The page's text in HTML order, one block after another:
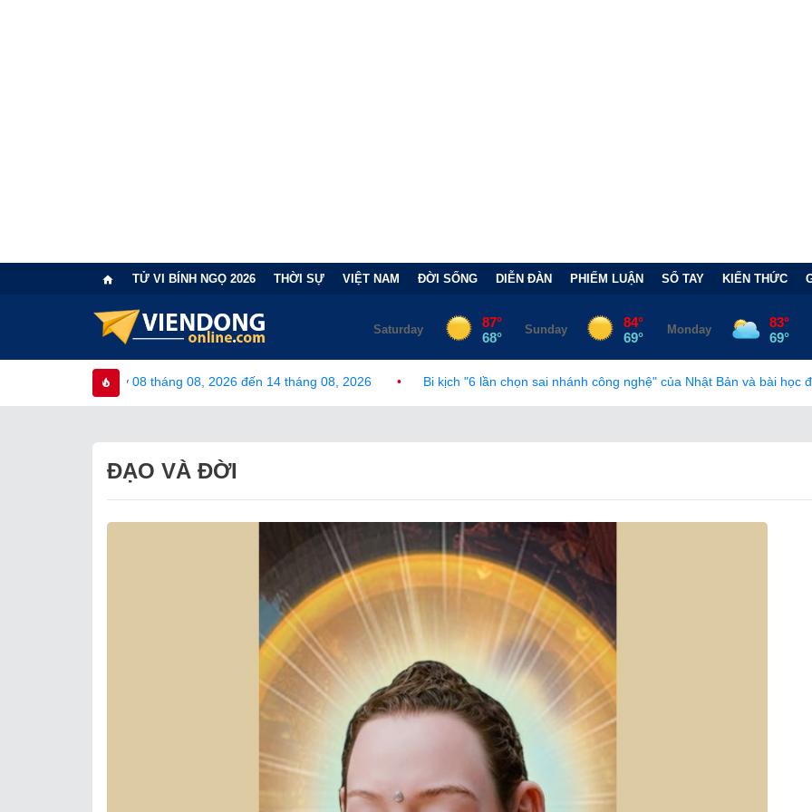
TỬ VI BÍNH NGỌ 2026 THỜI SỰ VIỆT NAM ĐỜI SỐNG DIỄN ĐÀN PHIẾM LUẬN SỔ TAY KIẾN THỨC
08 tháng 08, 2026 đến 14 tháng 08, 2026 • Bi kịch "6 lần chọn sai nhánh công nghệ" của Nhật Bản và bài học đắt giá • Bẫy
ĐẠO VÀ ĐỜI